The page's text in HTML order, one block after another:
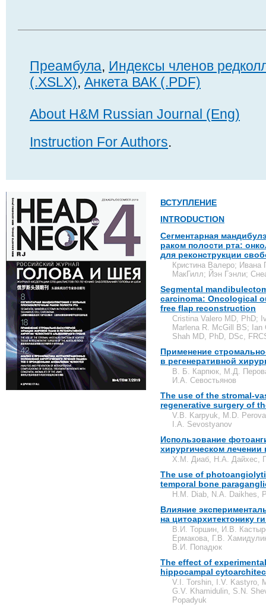
Преамбула, Индексы членов
(.XSLX), Анкета ВАК (.PDF)
About H&M Russian Journal (Eng)
Instruction For Authors.
ВСТУПЛЕНИЕ
INTRODUCTION
Сегментарная
раком полости рта:
для реконструкции
Кристина Валеро;
МакГилл; Йэн Гэнли;
Segmental
carcinoma: Oncological
free flap reconstruction
Cristina Valero MD, PhD;
Marlena R. McGill BS;
Shah MD, PhD, DSc,
Применение
в регенеративной
В. Б. Карпюк, М.Д.
И.А. Севостьянов
The use of the stromal-
regenerative surgery of
V.B. Karpyuk, M.D.
I.A. Sevostyanov
Использование
хирургическом
Х.М. Диаб, Н.А. Дайхес,
The use of
temporal bone
H.M. Diab, N.A. Daikhes,
Влияние
на цитоархитектонику
В.И. Торшин, И.В.
Ермакова, Г.В.
В.И. Попадюк
The effect of
hippocampal
V.I. Torshin, I.V. Kastyro,
G.V. Khamidulin, S.N.
Popadyuk